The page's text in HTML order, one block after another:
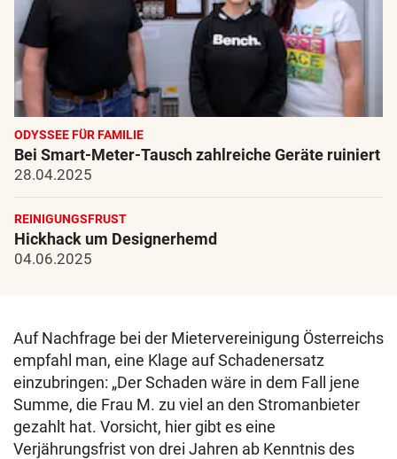
ODYSSEE FÜR FAMILIE
Bei Smart-Meter-Tausch zahlreiche Geräte ruiniert
28.04.2025
REINIGUNGSFRUST
Hickhack um Designerhemd
04.06.2025
Auf Nachfrage bei der Mietervereinigung Österreichs
empfahl man, eine Klage auf Schadenersatz
einzubringen: „Der Schaden wäre in dem Fall jene
Summe, die Frau M. zu viel an den Stromanbieter
gezahlt hat. Vorsicht, hier gibt es eine
Verjährungsfrist von drei Jahren ab Kenntnis des